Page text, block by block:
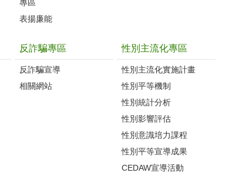
專區
表揚廉能
反詐騙專區
反詐騙宣導
相關網站
性別主流化專區
性別主流化實施計畫
性別平等機制
性別統計分析
性別影響評估
性別意識培力課程
性別平等宣導成果
CEDAW宣導活動